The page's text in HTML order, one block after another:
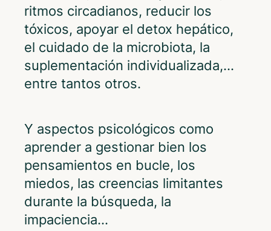
ritmos circadianos, reducir los
tóxicos, apoyar el detox hepático,
el cuidado de la microbiota, la
suplementación individualizada,…
entre tantos otros.
Y aspectos psicológicos como
aprender a gestionar bien los
pensamientos en bucle, los
miedos, las creencias limitantes
durante la búsqueda, la
impaciencia…